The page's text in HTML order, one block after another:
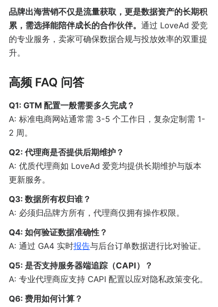
品牌出海营销不仅是流量获取，更是数据资产的长期积
累，需选择能陪伴成长的合作伙伴。 通过 LoveAd 爱竞
的专业服务，卖家可确保数据合规与投放效率的双重提
升。
高频 FAQ 问答
Q1: GTM 配置一般需要多久完成？
A: 标准电商网站通常需 3-5 个工作日，复杂定制需 1-
2 周。
Q2: 代理商是否提供后期维护？
A: 优质代理商如 LoveAd 爱竞均提供长期维护与版本
更新服务。
Q3: 数据所有权归谁？
A: 必须归品牌方所有，代理商仅拥有操作权限。
Q4: 如何验证数据准确性？
A: 通过 GA4 实时报告与后台订单数据进行比对验证。
Q5: 是否支持服务器端追踪（CAPI）？
A: 专业代理商应支持 CAPI 配置以应对隐私政策变化。
Q6: 费用如何计算？